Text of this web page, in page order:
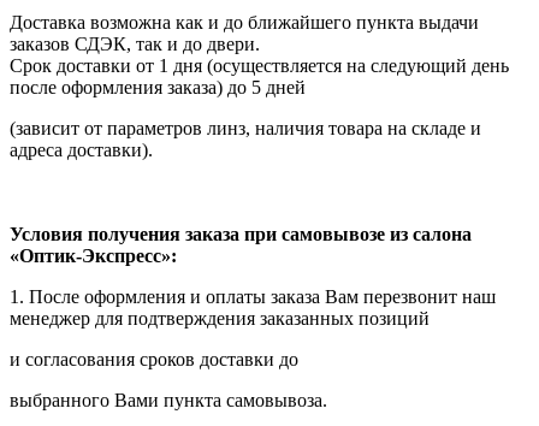
Доставка возможна как и до ближайшего пункта выдачи
заказов СДЭК, так и до двери.
Срок доставки от 1 дня (осуществляется на следующий день
после оформления заказа) до 5 дней
(зависит от параметров линз, наличия товара на складе и
адреса доставки).
Условия получения заказа при самовывозе из салона
«Оптик-Экспресс»:
1. После оформления и оплаты заказа Вам перезвонит наш
менеджер для подтверждения заказанных позиций
и согласования сроков доставки до
выбранного Вами пункта самовывоза.